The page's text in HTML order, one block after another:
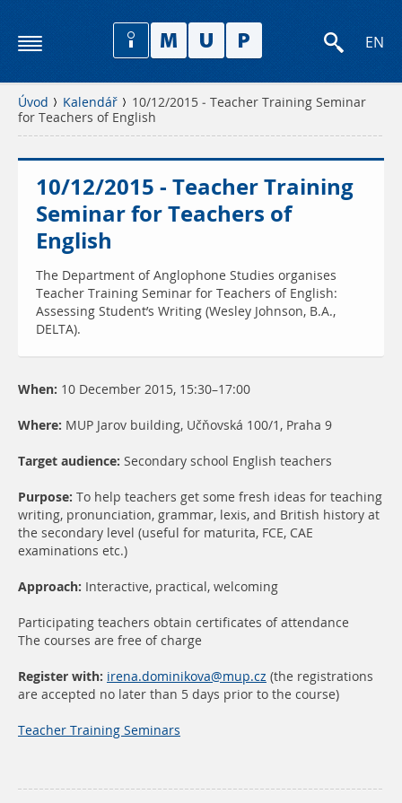
EN
Úvod Kalendář
10/12/2015 - Teacher Training Seminar
for Teachers of English
10/12/2015 - Teacher Training
Seminar for Teachers of
English
The Department of Anglophone Studies organises
Teacher Training Seminar for Teachers of English:
Assessing Student’s Writing (Wesley Johnson, B.A.,
DELTA).
When: 10 December 2015, 15:30–17:00
Where: MUP Jarov building, Učňovská 100/1, Praha 9
Target audience: Secondary school English teachers
Purpose: To help teachers get some fresh ideas for teaching
writing, pronunciation, grammar, lexis, and British history at
the secondary level (useful for maturita, FCE, CAE
examinations etc.)
Approach: Interactive, practical, welcoming
Participating teachers obtain certificates of attendance
The courses are free of charge
Register with: irena.dominikova@mup.cz (the registrations
are accepted no later than 5 days prior to the course)
Teacher Training Seminars